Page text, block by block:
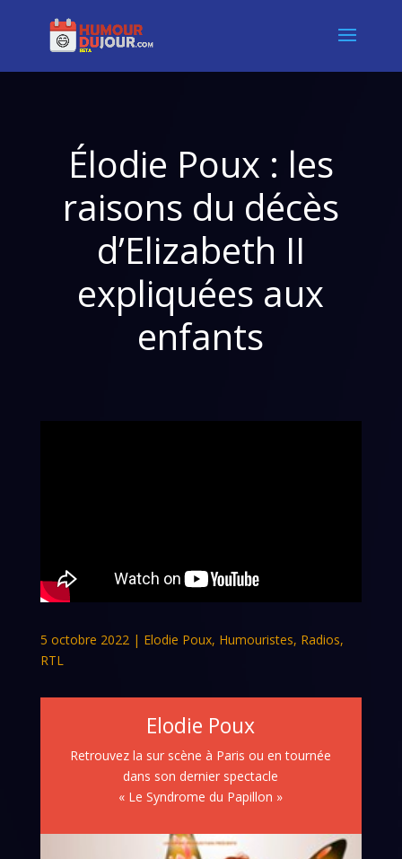
Élodie Poux : les
raisons du décès
d’Elizabeth II
expliquées aux
enfants
5 octobre 2022 | Elodie Poux, Humouristes, Radios,
RTL
Elodie Poux
Retrouvez la sur scène à Paris ou en tournée
dans son dernier spectacle
« Le Syndrome du Papillon »